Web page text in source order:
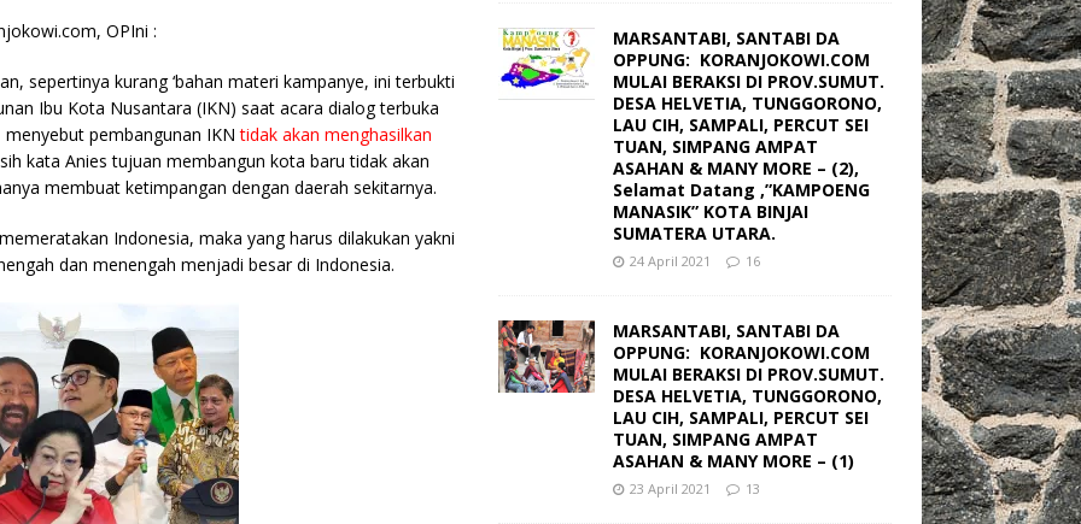
g
e
r
OPIni :
sepertinya kurang ‘bahan materi kampanye, ini terbukti
Ibu Kota Nusantara (IKN) saat acara dialog terbuka
menyebut pembangunan IKNtidak akan menghasilkan
kata Anies tujuan membangun kota baru tidak akan
membuat ketimpangan dengan daerah sekitarnya.
Indonesia, maka yang harus dilakukan yakni
dan menengah menjadi besar di Indonesia.
MARSANTABI, SANTABI DA
OPPUNG: KORANJOKOWI.COM
MULAI BERAKSI DI PROV.SUMUT.
DESA HELVETIA, TUNGGORONO,
LAU CIH, SAMPALI, PERCUT SEI
TUAN, SIMPANG AMPAT
ASAHAN & MANY MORE – (2),
Selamat Datang ,”KAMPOENG
MANASIK” KOTA BINJAI
SUMATERA UTARA.
24 April 2021 16
MARSANTABI, SANTABI DA
OPPUNG: KORANJOKOWI.COM
MULAI BERAKSI DI PROV.SUMUT.
DESA HELVETIA, TUNGGORONO,
LAU CIH, SAMPALI, PERCUT SEI
TUAN, SIMPANG AMPAT
ASAHAN & MANY MORE – (1)
23 April 2021 13